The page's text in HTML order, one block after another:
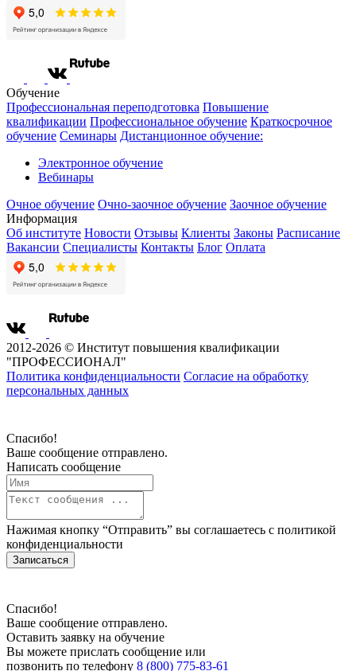
Обучение
Профессиональная переподготовка Повышение
квалификации Профессиональное обучение Краткосрочное
обучение Семинары Дистанционное обучение:
Электронное обучение
Вебинары
Очное обучение Очно-заочное обучение Заочное обучение
Информация
Об институте Новости Отзывы Клиенты Законы Расписание
Вакансии Специалисты Контакты Блог Оплата
2012-2026 © Институт повышения квалификации
"ПРОФЕССИОНАЛ"
Политика конфиденциальности Согласие на обработку
персональных данных
Спасибо!
Ваше сообщение отправлено.
Написать сообщение
Нажимая кнопку “Отправить” вы соглашаетесь с политикой
конфиденциальности
Записаться
Спасибо!
Ваше сообщение отправлено.
Оставить заявку на обучение
Вы можете прислать сообщение или
позвонить по телефону 8 (800) 775-83-61